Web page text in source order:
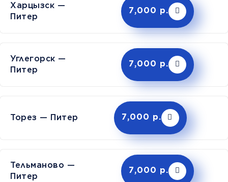
Харцызск —
Питер
7,000 р.
Углегорск —
Питер
7,000 р.
Торез — Питер 7,000 р.
Тельманово —
Питер
7,000 р.